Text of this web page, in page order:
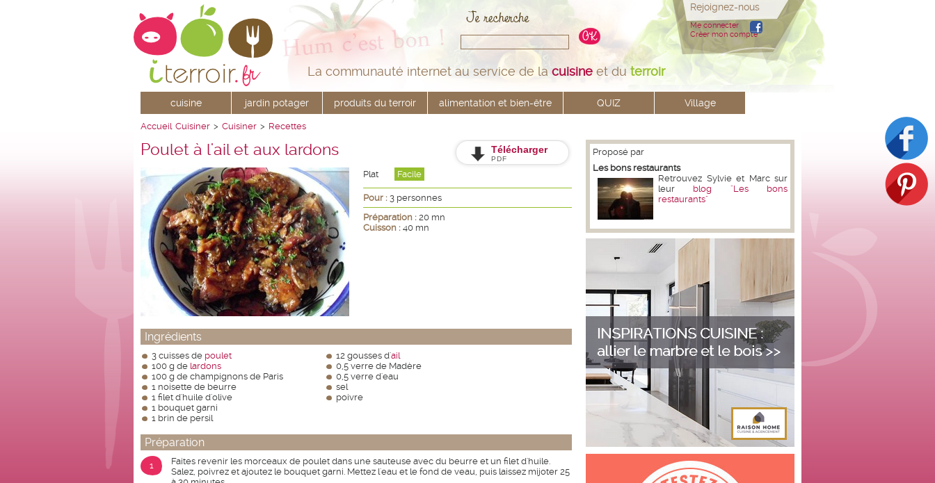
La communauté internet au service de la cuisine et duterroir
Rejoignez-nous
Me connecter
Créer mon compte
cuisine jardin potager produits du terroir alimentation et bien-être QUIZ Village
Accueil Cuisiner > Cuisiner > Recettes
Poulet à l'ail et aux lardons Télécharger
PDF
Plat Facile
Pour : 3 personnes
Préparation : 20 mn
Cuisson : 40 mn
Ingrédients
3 cuisses de poulet
100 g de lardons
100 g de champignons de Paris
1 noisette de beurre
1 filet d'huile d'olive
1 bouquet garni
1 brin de persil
12 gousses d'ail
0,5 verre de Madère
0,5 verre d'eau
sel
poivre
Préparation
1
Faites revenir les morceaux de poulet dans une sauteuse avec du beurre et un filet d'huile.
Salez, poivrez et ajoutez le bouquet garni. Mettez l'eau et le fond de veau, puis laissez mijoter 25
Proposé par
Les bons restaurants
Retrouvez Sylvie et Marc sur
leur blog "Les bons
restaurants"